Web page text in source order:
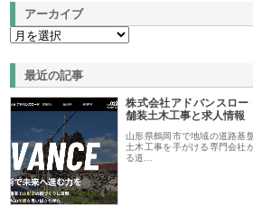
アーカイブ
最近の記事
株式会社アドバンスロ
舗装土木工事と求人情報
山形県鶴岡市で地域の道路基
土木工事を手がける専門会社
る道…